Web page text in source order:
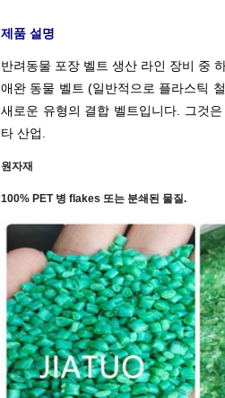
제품 설명
반려동물 포장 벨트 생산 라인 장비 중
애완 동물 벨트 (일반적으로 플라스틱
새로운 유형의 결합 벨트입니다. 그것
타 산업.
원자재
100% PET 병 flakes 또는 분쇄된 물질.